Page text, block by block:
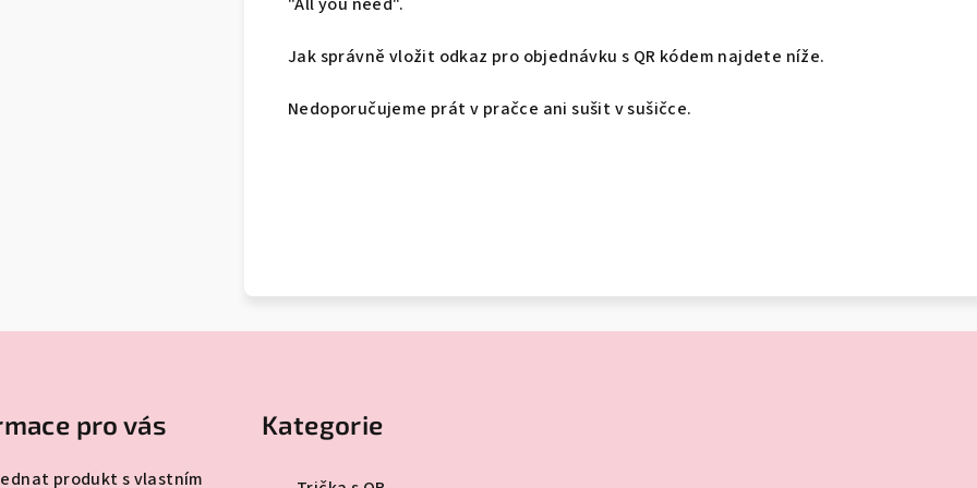
Jak správně vložit odkaz pro objednávku s QR kódem najdete níže.
Nedoporučujeme prát v pračce ani sušit v sušičce.
pro vás
produkt s vlastním
Kategorie